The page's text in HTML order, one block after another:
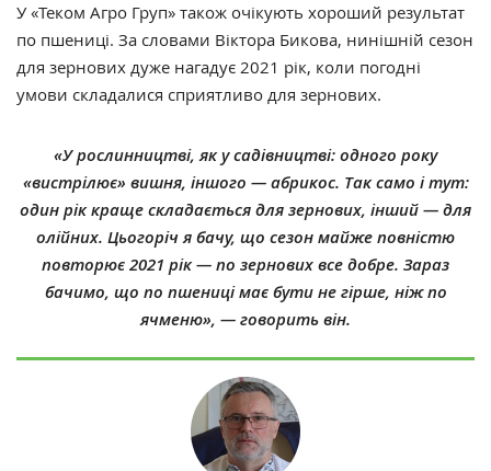
У «Теком Агро Груп» також очікують хороший результат
по пшениці. За словами Віктора Бикова, нинішній сезон
для зернових дуже нагадує 2021 рік, коли погодні
умови складалися сприятливо для зернових.
«У рослинництві, як у садівництві: одного року
«вистрілює» вишня, іншого — абрикос. Так само і тут:
один рік краще складається для зернових, інший — для
олійних. Цьогоріч я бачу, що сезон майже повністю
повторює 2021 рік — по зернових все добре. Зараз
бачимо, що по пшениці має бути не гірше, ніж по
ячменю», — говорить він.